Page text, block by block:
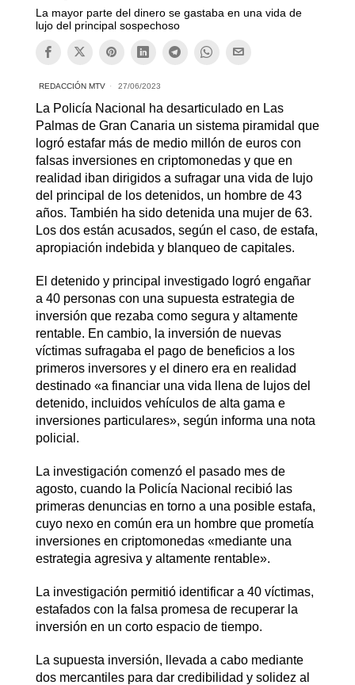
La mayor parte del dinero se gastaba en una vida de
lujo del principal sospechoso
REDACCIÓN MTV 27/06/2023
La Policía Nacional ha desarticulado en Las
Palmas de Gran Canaria un sistema piramidal que
logró estafar más de medio millón de euros con
falsas inversiones en criptomonedas y que en
realidad iban dirigidos a sufragar una vida de lujo
del principal de los detenidos, un hombre de 43
años. También ha sido detenida una mujer de 63.
Los dos están acusados, según el caso, de estafa,
apropiación indebida y blanqueo de capitales.
El detenido y principal investigado logró engañar
a 40 personas con una supuesta estrategia de
inversión que rezaba como segura y altamente
rentable. En cambio, la inversión de nuevas
víctimas sufragaba el pago de beneficios a los
primeros inversores y el dinero era en realidad
destinado «a financiar una vida llena de lujos del
detenido, incluidos vehículos de alta gama e
inversiones particulares», según informa una nota
policial.
La investigación comenzó el pasado mes de
agosto, cuando la Policía Nacional recibió las
primeras denuncias en torno a una posible estafa,
cuyo nexo en común era un hombre que prometía
inversiones en criptomonedas «mediante una
estrategia agresiva y altamente rentable».
La investigación permitió identificar a 40 víctimas,
estafados con la falsa promesa de recuperar la
inversión en un corto espacio de tiempo.
La supuesta inversión, llevada a cabo mediante
dos mercantiles para dar credibilidad y solidez al